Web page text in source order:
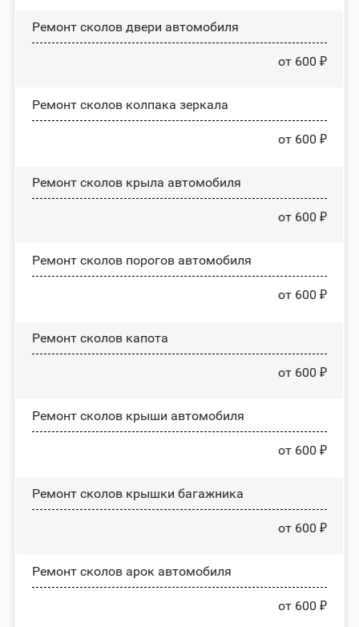
Ремонт сколов двери автомобиля
от 600 ₽
Ремонт сколов колпака зеркала
от 600 ₽
Ремонт сколов крыла автомобиля
от 600 ₽
Ремонт сколов порогов автомобиля
от 600 ₽
Ремонт сколов капота
от 600 ₽
Ремонт сколов крыши автомобиля
от 600 ₽
Ремонт сколов крышки багажника
от 600 ₽
Ремонт сколов арок автомобиля
от 600 ₽